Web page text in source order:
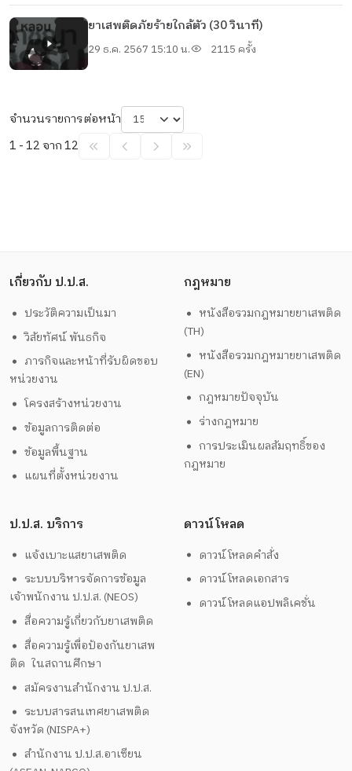
ยาเสพติดภัยร้ายใกล้ตัว (30 วินาที)
29 ธ.ค. 2567 15:10 น. 2115 ครั้ง
จำนวนรายการต่อหน้า
1 - 12 จาก 12
เกี่ยวกับ ป.ป.ส.
ประวัติความเป็นมา
วิสัยทัศน์ พันธกิจ
ภารกิจและหน้าที่รับผิดชอบ
หน่วยงาน
โครงสร้างหน่วยงาน
ข้อมูลการติดต่อ
ข้อมูลพื้นฐาน
แผนที่ตั้งหน่วยงาน
กฎหมาย
หนังสือรวมกฎหมายยาเสพติด
(TH)
หนังสือรวมกฎหมายยาเสพติด
(EN)
กฎหมายปัจจุบัน
ร่างกฎหมาย
การประเมินผลสัมฤทธิ์ของ
กฎหมาย
ป.ป.ส. บริการ
แจ้งเบาะแสยาเสพติด
ระบบบริหารจัดการข้อมูล
เจ้าพนักงาน ป.ป.ส. (NEOS)
สื่อความรู้เกี่ยวกับยาเสพติด
สื่อความรู้เพื่อป้องกันยาเสพ
ติด ในสถานศึกษา
สมัครงานสำนักงาน ป.ป.ส.
ระบบสารสนเทศยาเสพติด
จังหวัด (NISPA+)
สำนักงาน ป.ป.ส.อาเซียน
ดาวน์โหลด
ดาวน์โหลดคำสั่ง
ดาวน์โหลดเอกสาร
ดาวน์โหลดแอปพลิเคชั่น